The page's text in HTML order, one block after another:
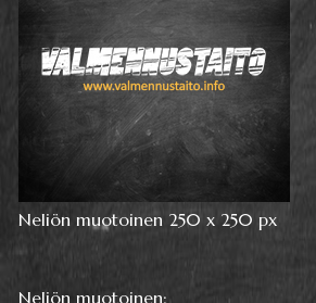
Neliön muotoinen 250 x 250 px
Neliön muotoinen: